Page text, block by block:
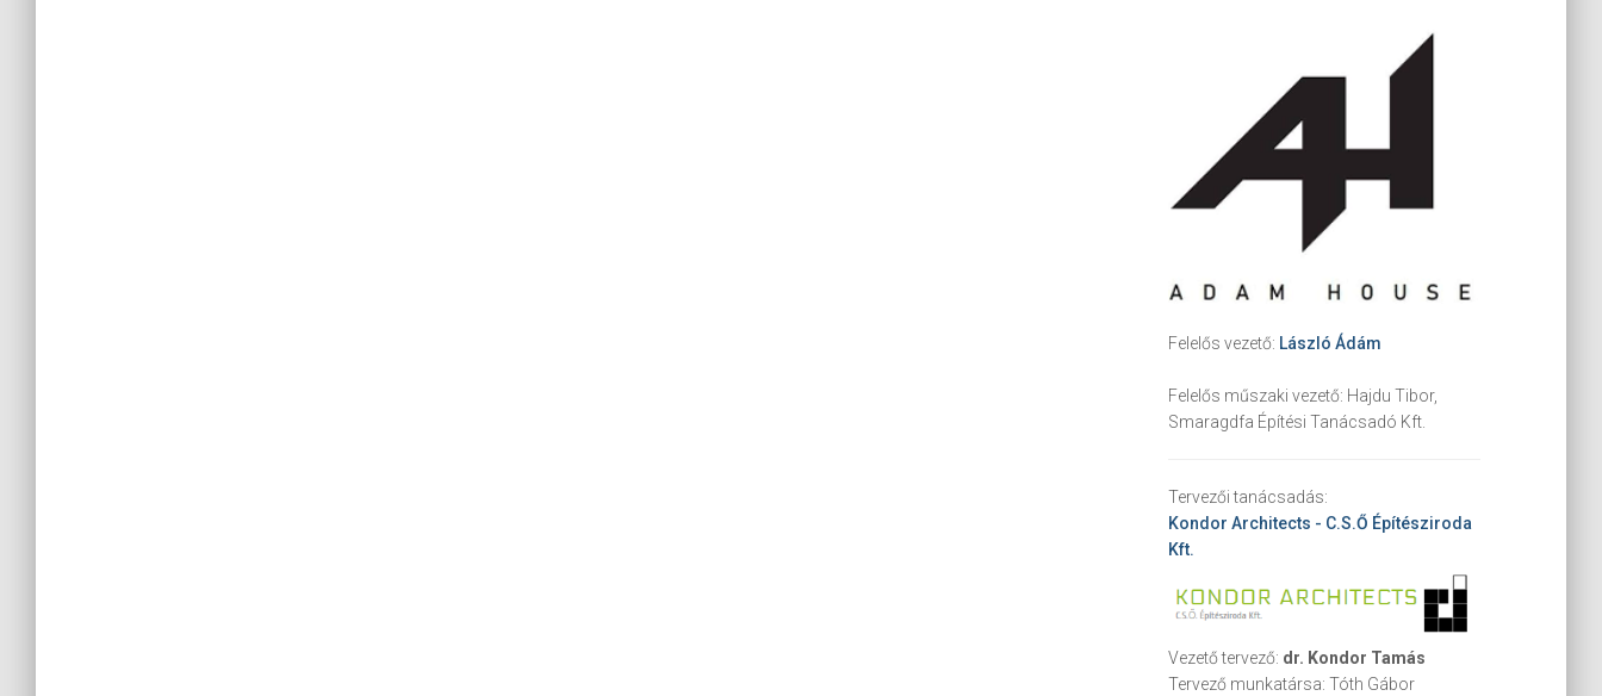
Felelős vezető: László Ádám
Felelős műszaki vezető: Hajdu Tibor,
Smaragdfa Építési Tanácsadó Kft.
Tervezői tanácsadás:
Kondor Architects - C.S.Ő Építésziroda
Kft.
Vezető tervező: dr. Kondor Tamás
Tervező munkatársa: Tóth Gábor